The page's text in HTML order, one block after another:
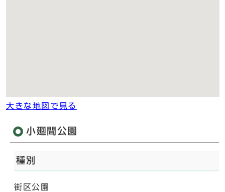
大きな地図で見る
小廻間公園
種別
街区公園